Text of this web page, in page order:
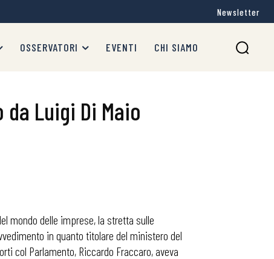
Newsletter
OSSERVATORI EVENTI CHI SIAMO
Luigi Di Maio
mondo delle imprese, la stretta sulle
in quanto titolare del ministero del
col Parlamento, Riccardo Fraccaro, aveva